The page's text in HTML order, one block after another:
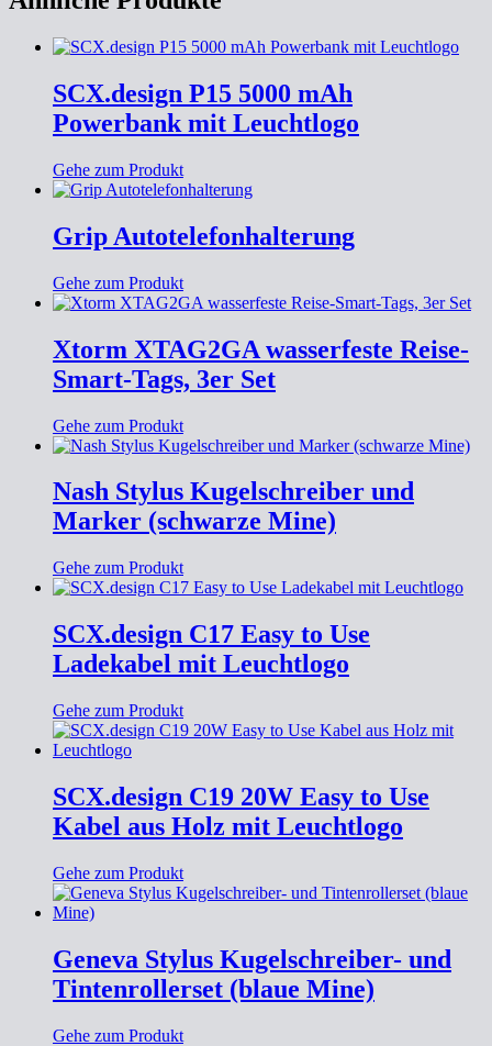
SCX.design P15 5000 mAh
Powerbank mit Leuchtlogo
Gehe zum Produkt
Grip Autotelefonhalterung
Gehe zum Produkt
Xtorm XTAG2GA wasserfeste Reise-
Smart-Tags, 3er Set
Gehe zum Produkt
Nash Stylus Kugelschreiber und
Marker (schwarze Mine)
Gehe zum Produkt
SCX.design C17 Easy to Use
Ladekabel mit Leuchtlogo
Gehe zum Produkt
SCX.design C19 20W Easy to Use
Kabel aus Holz mit Leuchtlogo
Gehe zum Produkt
Geneva Stylus Kugelschreiber- und
Tintenrollerset (blaue Mine)
Gehe zum Produkt